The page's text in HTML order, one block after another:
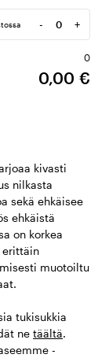
-
Määrä
+
0
0,00 €
kivasti
nilkasta
sekä ehkäisee
ehkäistä
on korkea
erittäin
muotoiltu
tukisukkia
ne täältä.
-